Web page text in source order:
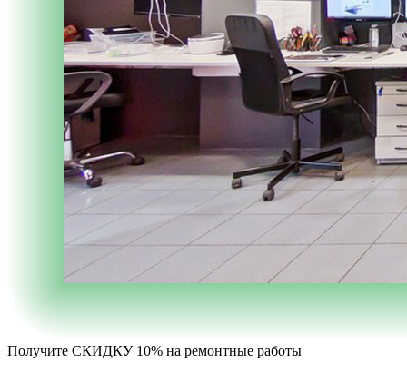
Получите СКИДКУ 10% на ремонтные работы